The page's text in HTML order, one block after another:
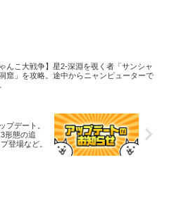
ゃんこ大戦争】星2-深淵を覗く者「サンシャ
窟」を攻略。途中からニャンピューターで
プデート。
形態の追
登場など。